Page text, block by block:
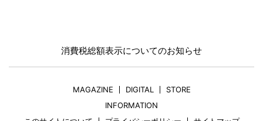
消費税総額表示についてのお知らせ
MAGAZINE DIGITAL
STORE
INFORMATION